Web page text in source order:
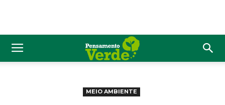
MEIO AMBIENTE